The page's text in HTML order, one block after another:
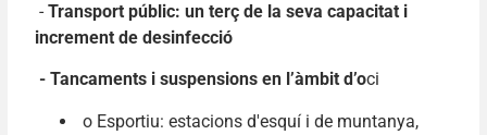
- Transport públic: un terç de la seva capacitat i
increment de desinfecció
- Tancaments i suspensions en l’àmbit d’oci
o Esportiu: estacions d'esquí i de muntanya,